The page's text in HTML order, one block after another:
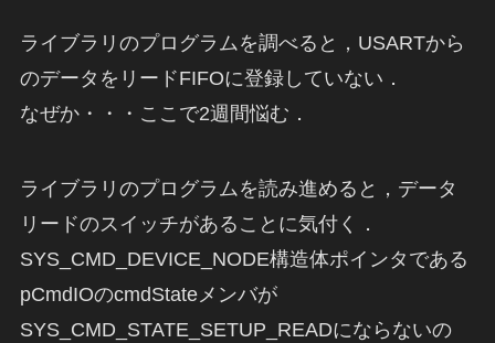
ライブラリのプログラムを調べると，USARTから
のデータをリードFIFOに登録していない．
なぜか・・・ここで2週間悩む．
ライブラリのプログラムを読み進めると，データ
リードのスイッチがあることに気付く．
SYS_CMD_DEVICE_NODE構造体ポインタである
pCmdIOのcmdStateメンバが
SYS_CMD_STATE_SETUP_READにならないの